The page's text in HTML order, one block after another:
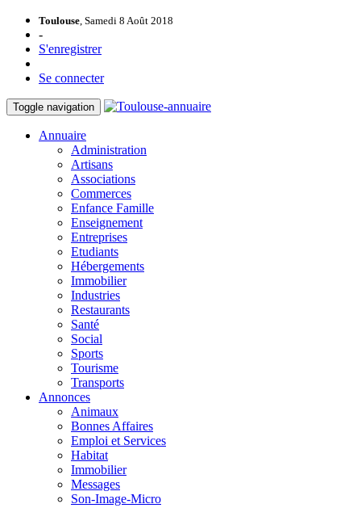
Toulouse, Samedi 8 Août 2018
-
S'enregistrer
Se connecter
Toggle navigation
Annuaire
Administration
Artisans
Associations
Commerces
Enfance Famille
Enseignement
Entreprises
Etudiants
Hébergements
Immobilier
Industries
Restaurants
Santé
Social
Sports
Tourisme
Transports
Annonces
Animaux
Bonnes Affaires
Emploi et Services
Habitat
Immobilier
Messages
Son-Image-Micro